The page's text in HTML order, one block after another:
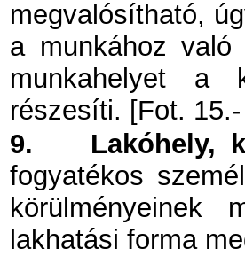
megvalósítható,
a munkához
munkahelyet a
részesíti. [Fot. 15.-
9.
Lakóhely,
fogyatékos
körülményeinek
lakhatási forma